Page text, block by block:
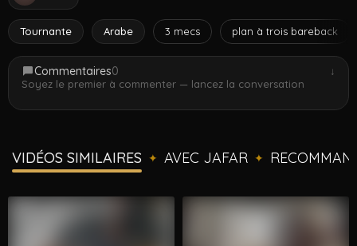
Tournante Arabe 3 mecs plan à trois bareback
Commentaires0
Soyez le premier à commenter — lancez la conversation
↓
VIDÉOS SIMILAIRES ✦ AVEC JAFAR ✦